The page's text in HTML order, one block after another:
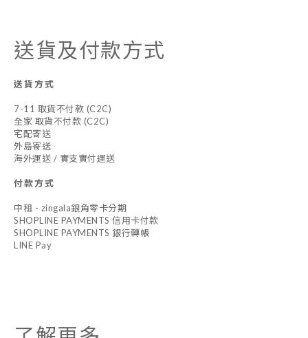
送貨及付款方式
送貨方式
7-11 取貨不付款 (C2C)
全家 取貨不付款 (C2C)
宅配寄送
外島寄送
海外運送 / 實支實付運送
付款方式
中租 - zingala銀角零卡分期
SHOPLINE PAYMENTS 信用卡付款
SHOPLINE PAYMENTS 銀行轉帳
LINE Pay